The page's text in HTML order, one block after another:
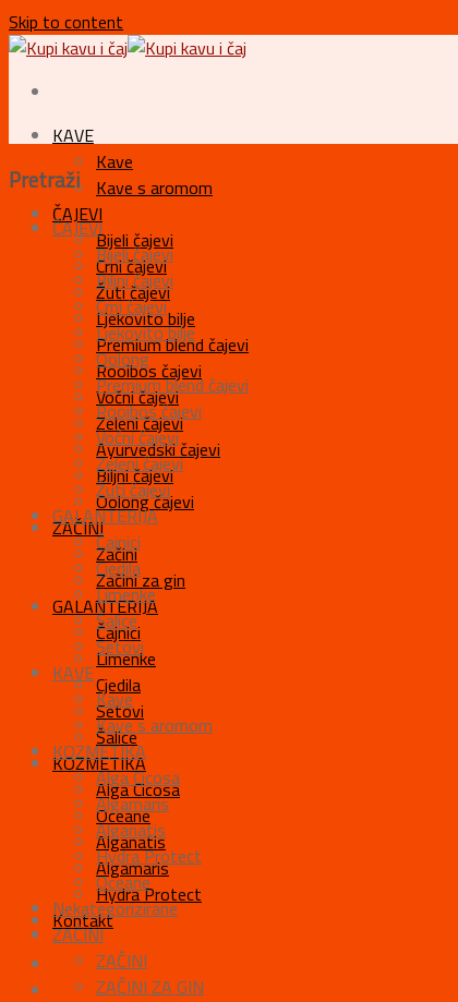
Skip to content
KAVE
Kave
Kave s aromom
ČAJEVI
Bijeli čajevi
Crni čajevi
Žuti čajevi
Ljekovito bilje
Premium blend čajevi
Rooibos čajevi
Voćni čajevi
Zeleni čajevi
Ayurvedski čajevi
Biljni čajevi
Oolong čajevi
ZAČINI
Začini
Začini za gin
GALANTERIJA
Čajnici
Limenke
Cjedila
Setovi
Šalice
KOZMETIKA
Alga Cicosa
Oceane
Alganatis
Algamaris
Hydra Protect
Kontakt
Pretraži
ČAJEVI
Bijeli čajevi
Biljni čajevi
Crni čajevi
Ljekovito bilje
Oolong
Premium blend čajevi
Rooibos čajevi
Voćni čajevi
Zeleni čajevi
Žuti čajevi
GALANTERIJA
Čajnici
Cjedila
Limenke
Šalice
Setovi
KAVE
Kave
Kave s aromom
KOZMETIKA
Alga Cicosa
Algamaris
Alganatis
Hydra Protect
Oceane
Nekategorizirane
ZAČINI
ZAČINI
ZAČINI ZA GIN